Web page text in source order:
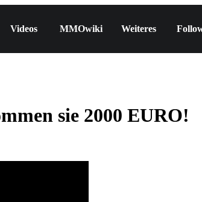
Videos MMOwiki Weiteres
sie 2000 EURO!